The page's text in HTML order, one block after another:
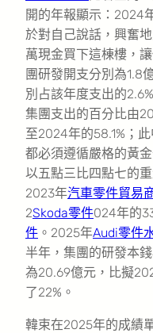
開的年報顯示：2024
於對自己說話，興奮
萬現金買下這棟樓，
團研發開支分別為1.8
別占該年度支出的
集團支出的百分比由
至2024年的58.1%；
都必須遵循嚴格的黃
以五點三比四點七的
2023年汽車零件貿易
2Skoda零件024年的
件 。2025年Audi零件
半年，集團的研發本
為20.69億元，比擬
了22%。
韓束在2025年的成績